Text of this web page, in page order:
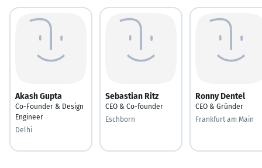
Akash Gupta
Co-Founder & Design
Engineer
Delhi
Sebastian Ritz
CEO & Co-founder
Eschborn
Ronny Dentel
CEO & Gründer
Frankfurt am Main